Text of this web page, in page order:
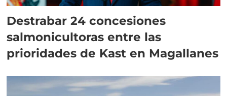
Destrabar 24 concesiones
salmonicultoras entre las
prioridades de Kast en Magallanes